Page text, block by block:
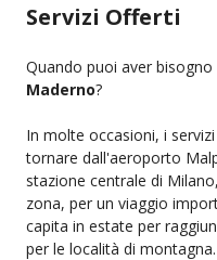
Servizi Offerti
Quando puoi aver bisogno
Maderno?
In molte occasioni, i
tornare dall'aeroporto
stazione centrale di
zona, per un viaggio
capita in estate per
per le località di montagna.